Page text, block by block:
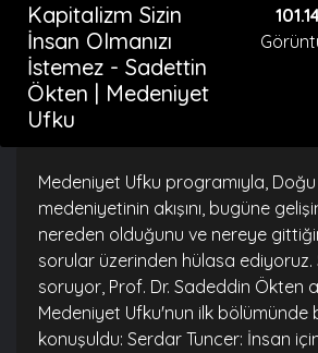
Kapitalizm Sizin
İnsan Olmanızı
İstemez - Sadettin
Ökten | Medeniyet
Ufku
Medeniyet Ufku programıyla, Doğu
medeniyetinin akışını, bugüne
nereden olduğunu ve nereye
sorular üzerinden hülasa ediyoruz.
soruyor, Prof. Dr. Sadeddin Ökten
Medeniyet Ufku'nun ilk bölümünde
konuşuldu: Serdar Tuncer: İnsan